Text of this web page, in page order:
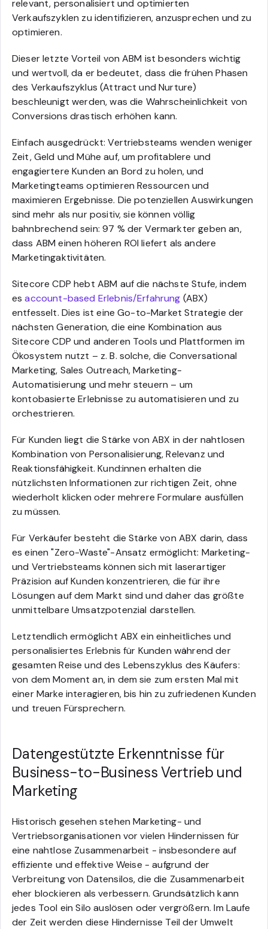
relevant, personalisiert und optimierten
Verkaufszyklen zu identifizieren, anzusprechen und zu
optimieren.
Dieser letzte Vorteil von ABM ist besonders wichtig
und wertvoll, da er bedeutet, dass die frühen Phasen
des Verkaufszyklus (Attract und Nurture)
beschleunigt werden, was die Wahrscheinlichkeit von
Conversions drastisch erhöhen kann.
Einfach ausgedrückt: Vertriebsteams wenden weniger
Zeit, Geld und Mühe auf, um profitablere und
engagiertere Kunden an Bord zu holen, und
Marketingteams optimieren Ressourcen und
maximieren Ergebnisse. Die potenziellen Auswirkungen
sind mehr als nur positiv, sie können völlig
bahnbrechend sein: 97 % der Vermarkter geben an,
dass ABM einen höheren ROI liefert als andere
Marketingaktivitäten.
Sitecore CDP hebt ABM auf die nächste Stufe, indem
esaccount-based Erlebnis/Erfahrung (ABX)
entfesselt. Dies ist eine Go-to-Market Strategie der
nächsten Generation, die eine Kombination aus
Sitecore CDP und anderen Tools und Plattformen im
Ökosystem nutzt – z. B. solche, die Conversational
Marketing, Sales Outreach, Marketing-
Automatisierung und mehr steuern – um
kontobasierte Erlebnisse zu automatisieren und zu
orchestrieren.
Für Kunden liegt die Stärke von ABX in der nahtlosen
Kombination von Personalisierung, Relevanz und
Reaktionsfähigkeit. Kund:innen erhalten die
nützlichsten Informationen zur richtigen Zeit, ohne
wiederholt klicken oder mehrere Formulare ausfüllen
zu müssen.
Für Verkäufer besteht die Stärke von ABX darin, dass
es einen "Zero-Waste"-Ansatz ermöglicht: Marketing-
und Vertriebsteams können sich mit laserartiger
Präzision auf Kunden konzentrieren, die für ihre
Lösungen auf dem Markt sind und daher das größte
unmittelbare Umsatzpotenzial darstellen.
Letztendlich ermöglicht ABX ein einheitliches und
personalisiertes Erlebnis für Kunden während der
gesamten Reise und des Lebenszyklus des Käufers:
von dem Moment an, in dem sie zum ersten Mal mit
einer Marke interagieren, bis hin zu zufriedenen Kunden
und treuen Fürsprechern.
Datengestützte Erkenntnisse für
Business-to-Business Vertrieb und
Marketing
Historisch gesehen stehen Marketing- und
Vertriebsorganisationen vor vielen Hindernissen für
eine nahtlose Zusammenarbeit - insbesondere auf
effiziente und effektive Weise - aufgrund der
Verbreitung von Datensilos, die die Zusammenarbeit
eher blockieren als verbessern. Grundsätzlich kann
jedes Tool ein Silo auslösen oder vergrößern. Im Laufe
der Zeit werden diese Hindernisse Teil der Umwelt